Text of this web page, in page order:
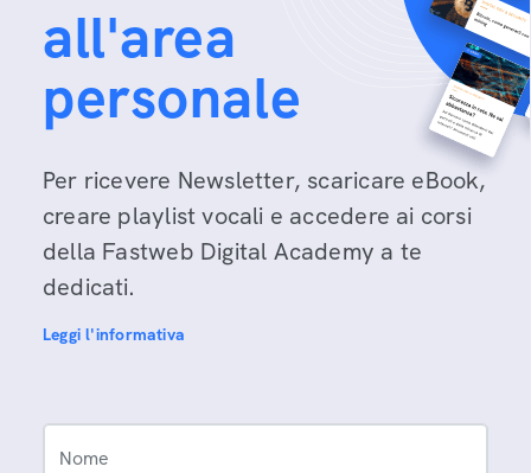
all'area
personale
Per ricevere Newsletter, scaricare eBook,
creare playlist vocali e accedere ai corsi
della Fastweb Digital Academy a te
dedicati.
Leggi l'informativa
Nome